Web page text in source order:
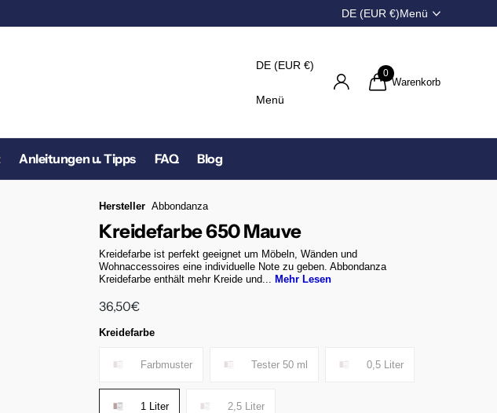
DE (EUR €)Menü
DE (EUR €)
Menü
0
Warenkorb
Anleitungen u. Tipps FAQ Blog
Hersteller Abbondanza
Kreidefarbe 650 Mauve
Kreidefarbe ist perfekt geeignet um Möbeln, Wänden und
Wohnaccessoires eine individuelle Note zu geben. Abbondanza
Kreidefarbe enthält mehr Kreide und...
Mehr Lesen
36,50€
Kreidefarbe
Farbmuster Tester 50 ml 0,5 Liter
1 Liter 2,5 Liter